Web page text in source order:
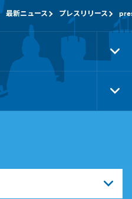
最新ニュース プレスリリース